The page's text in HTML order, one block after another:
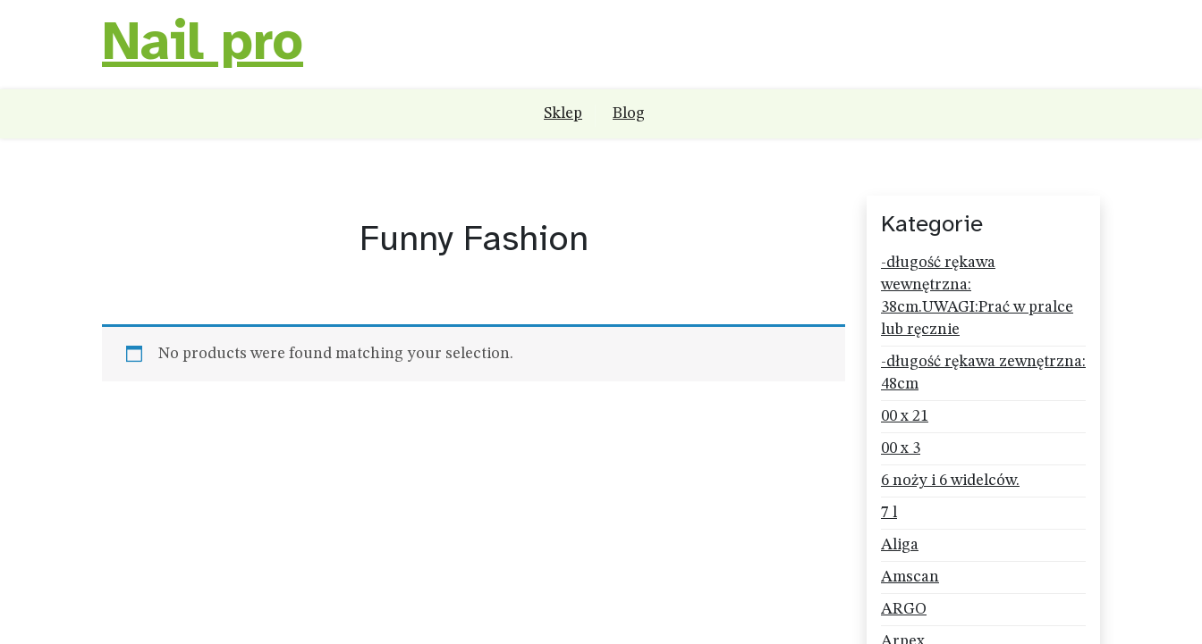
Nail pro
Sklep Blog
Funny Fashion
No products were found matching your selection.
Kategorie
-długość rękawa
wewnętrzna:
38cm.UWAGI:Prać w pralce
lub ręcznie
-długość rękawa zewnętrzna:
48cm
00 x 21
00 x 3
6 noży i 6 widelców.
7 l
Aliga
Amscan
ARGO